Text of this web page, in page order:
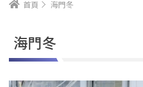
首頁 海門冬
海門冬